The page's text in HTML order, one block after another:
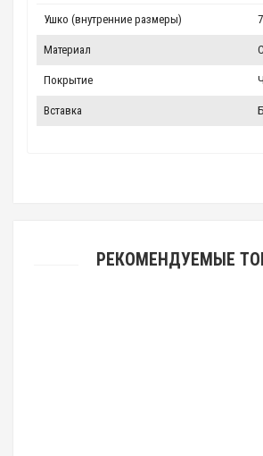
Ушко (внутренние размеры)
Материал
Покрытие
Вставка
РЕКОМЕНДУЕМЫЕ